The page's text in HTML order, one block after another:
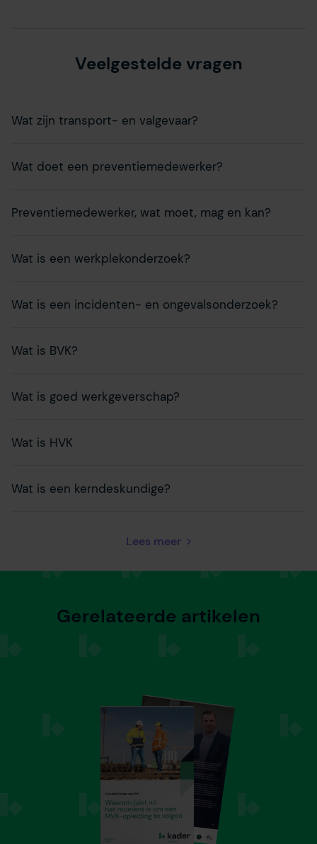
Veelgestelde vragen
Wat zijn transport- en valgevaar?
Wat doet een preventiemedewerker?
Preventiemedewerker, wat moet, mag en kan?
Wat is een werkplekonderzoek?
Wat is een incidenten- en ongevalsonderzoek?
Wat is BVK?
Wat is goed werkgeverschap?
Wat is HVK
Wat is een kerndeskundige?
Lees meer
Gerelateerde artikelen